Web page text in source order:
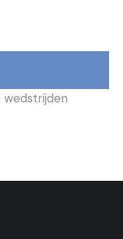
wedstrijden